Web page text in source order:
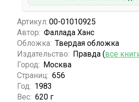
Артикул: 00-01010925
Автор: Фаллада Ханс
Обложка: Твердая обложка
Издательство: Правда (все
Город: Москва
Страниц: 656
Год: 1983
Вес: 620 г